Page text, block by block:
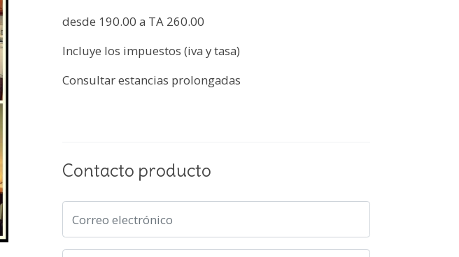
desde 190.00 a TA 260.00
Incluye los impuestos (iva y tasa)
Consultar estancias prolongadas
Contacto producto